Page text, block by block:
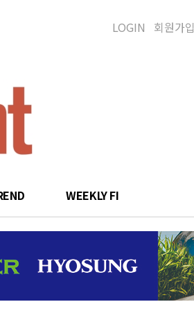
WEEKLY FI
LOGIN 회원가입